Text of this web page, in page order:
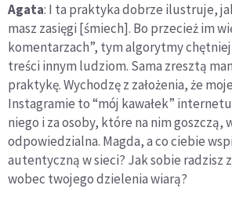
Agata: I ta praktyka dobrze ilustruje,
masz zasięgi [śmiech]. Bo przecież im
komentarzach”, tym algorytmy
treści innym ludziom. Sama zresztą
praktykę. Wychodzę z założenia, że
Instagramie to “mój kawałek”
niego i za osoby, które na nim goszczą,
odpowiedzialna. Magda, a co ciebie
autentyczną w sieci? Jak sobie radzisz
wobec twojego dzielenia wiarą?